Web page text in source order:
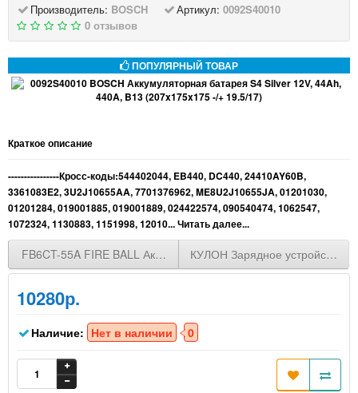
Производитель: BOSCH Артикул: 0092S40010
0 отзывов
ПОПУЛЯРНЫЙ ТОВАР
Краткое описание
----------------Кросс-коды:544402044, EB440, DC440, 24410AY60B,
3361083E2, 3U2J10655AA, 7701376962, ME8U2J10655JA, 01201030,
01201284, 019001885, 019001889, 024422574, 090540474, 1062547,
1072324, 1130883, 1151998, 12010...Читать далее...
FB6CT-55A FIRE BALL Аккумуляторная батарея 55Ah п/п (+/-)
КУЛОН Зарядное устройство
10280р.
Наличие: Нет в наличии 0